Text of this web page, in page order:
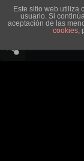
Este sitio web utiliza
usuario. Si
aceptación de las
cookies,